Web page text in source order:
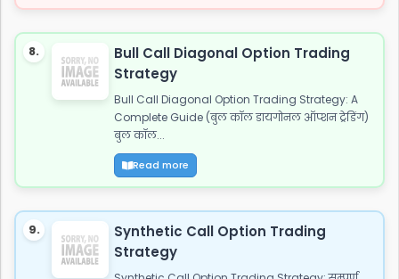
8.
Bull Call Diagonal Option Trading
Strategy
Bull Call Diagonal Option Trading Strategy: A
Complete Guide (बुल कॉल डायगोनल ऑप्शन ट्रेडिंग)
बुल कॉल...
Read more
9.
Synthetic Call Option Trading
Strategy